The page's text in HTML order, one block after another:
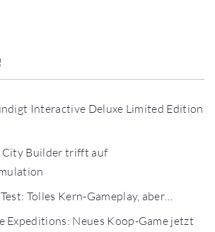
Interactive Deluxe Limited Edition
City Builder trifft auf
Tolles Kern-Gameplay, aber…
Expeditions: Neues Koop-Game jetzt